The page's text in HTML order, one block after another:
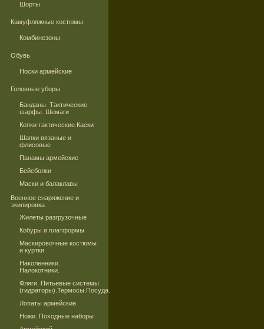
Шорты
Камуфляжные костюмы
Комбинезоны
Обувь
Носки армейские
Головные уборы
Банданы. Тактические
шарфы. Шемаги
Кепки тактические.Каски
Шапки вязаные и
флисовые
Панамы армейские
Бейсболки
Маски и балаклавы
Военное снаряжение и
экипировка
Жилеты разгрузочные
Кобуры и платформы
Маскировочные костюмы
и куртки
Наколенники.
Налокотники.
Фляги. Питьевые системы
(гидраторы).Термосы.Посуда.
Лопаты армейские
Ножи. Походные наборы